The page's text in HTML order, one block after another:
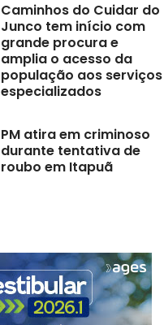
Caminhos do Cuidar do
Junco tem início com
grande procura e
amplia o acesso da
população aos serviços
especializados
PM atira em criminoso
durante tentativa de
roubo em Itapuã